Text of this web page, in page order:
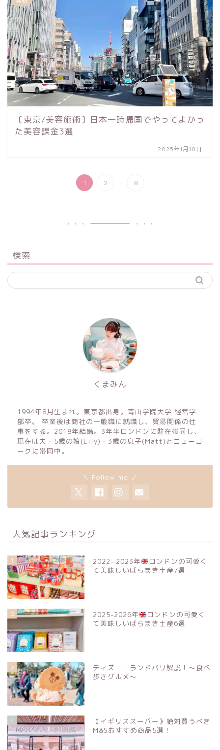
〔東京/美容施術〕日本一時帰国でやってよかっ
た美容課金3選
2025年1月10日
1 2 ... 8
検索
くまみん
1994年8月生まれ。東京都出身。青山学院大学 経営学
部卒。 卒業後は商社の一般職に就職し、貿易関係の仕
事をする。2018年結婚。3年半ロンドンに駐在帯同し、
現在は夫・5歳の娘(Lily)・3歳の息子(Matt)とニューヨ
ークに帯同中。
＼ Follow me ／
人気記事ランキング
1 2022−2023年
ロンドンの可愛く
て美味しいばらまき土産7選
2 2025-2026年
ロンドンの可愛く
て美味しいばらまき土産6選
3
ディズニーランドパリ解説！〜食べ
歩きグルメ〜
4
｟イギリススーパー｠絶対買うべき
M&Sおすすめ商品5選！